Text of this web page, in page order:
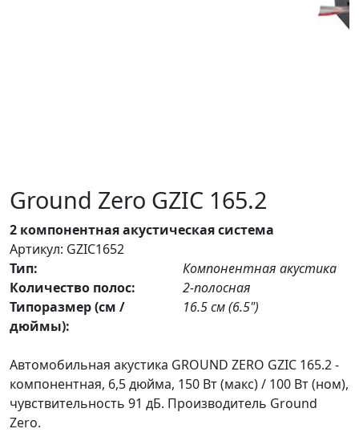
Ground Zero GZIC 165.2
2 компонентная акустическая система
Артикул: GZIС1652
Тип:
Компонентная акустика
Количество полос:
2-полосная
Типоразмер (см /
дюймы):
16.5 см (6.5")
Автомобильная акустика GROUND ZERO GZIC 165.2 -
компонентная, 6,5 дюйма, 150 Вт (макс) / 100 Вт (ном),
чувствительность 91 дБ. Производитель Ground
Zero.